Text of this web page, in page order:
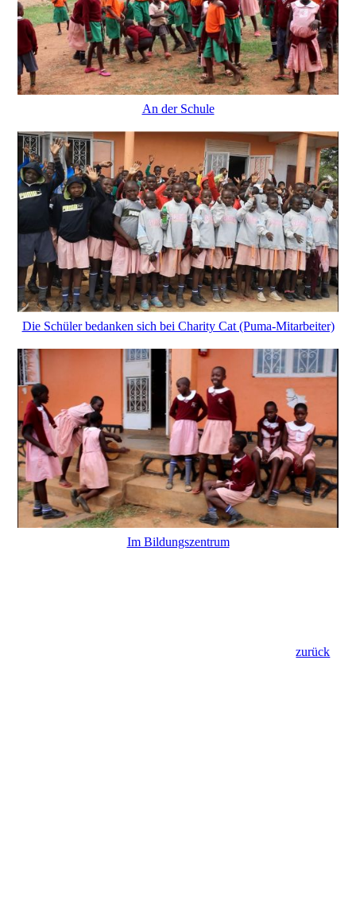
An der Schule
Die Schüler bedanken sich bei Charity Cat (Puma-Mitarbeiter)
Im Bildungszentrum
zurück